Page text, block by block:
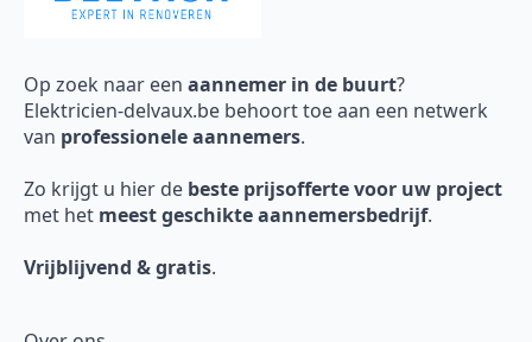
Op zoek naar een aannemer in de buurt?
Elektricien-delvaux.be behoort toe aan een netwerk
van professionele aannemers.
Zo krijgt u hier de beste prijsofferte voor uw project
met het meest geschikte aannemersbedrijf.
Vrijblijvend & gratis.